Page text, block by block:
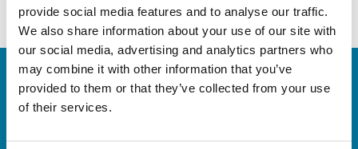
provide social media features and to analyse our traffic.
We also share information about your use of our site with
our social media, advertising and analytics partners who
may combine it with other information that you’ve
provided to them or that they’ve collected from your use
of their services.
Vegye fel velünk a kapcsolatot
Szeretne többet tudni? Kérjük, vegye fel velünk a